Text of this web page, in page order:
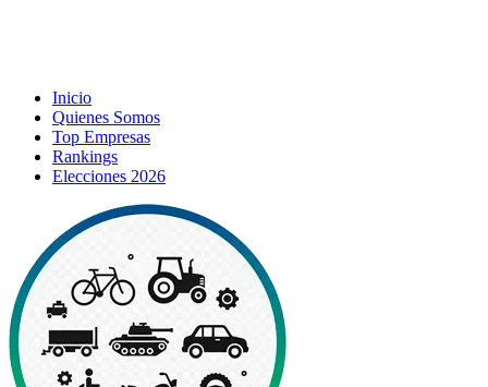
Inicio
Quienes Somos
Top Empresas
Rankings
Elecciones 2026